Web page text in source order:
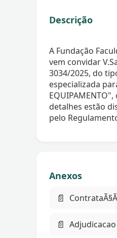
Descrição
A Fundação
vem convidar
3034/2025, do
especializada
detalhes estão
pelo
Anexos
📄
📄